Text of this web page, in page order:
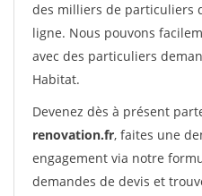
des milliers de particuliers
ligne. Nous pouvons
avec des particuliers
Habitat.
Devenez dès à présent
renovation.fr, faites une
engagement via notre
demandes de devis et